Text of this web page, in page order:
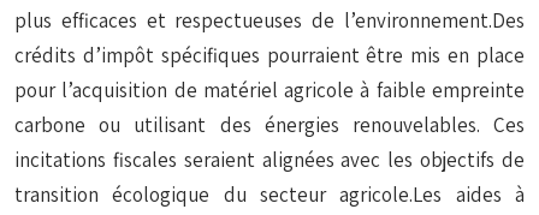
plus efficaces et respectueuses de l’environnement.Des
crédits d’impôt spécifiques pourraient être mis en place
pour l’acquisition de matériel agricole à faible empreinte
carbone ou utilisant des énergies renouvelables. Ces
incitations fiscales seraient alignées avec les objectifs de
transition écologique du secteur agricole.Les aides à